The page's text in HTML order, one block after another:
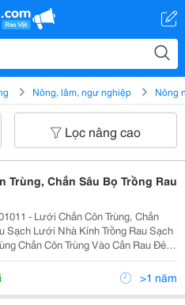
Nông, lâm, ngư nghiệp Nông
Lọc nâng cao
Trùng, Chắn Sâu Bọ Trồng Rau
- Lưới Chắn Côn Trùng, Chắn
Rau Sạch
Chắn Côn Trùng Vào Cắn Rau Đẻ
Dài Số
>1 năm